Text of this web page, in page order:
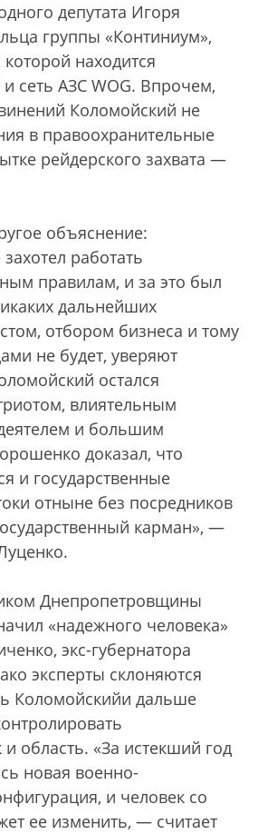
депутата Игоря
группы «Континиум»,
находится
сеть АЗС WOG. Впрочем,
Коломойский не
в правоохранительные
рейдерского захвата —
объяснение:
работать
правилам, и за это был
дальнейших
отбором бизнеса и тому
не будет, уверяют
остался
влиятельным
и большим
доказал, что
и государственные
отныне без посредников
карман», —
Днепропетровщины
«надежного человека»
экс-губернатора
эксперты склоняются
Коломойскийи дальше
область. «За истекший год
новая военно-
и человек со
ее изменить, — считает